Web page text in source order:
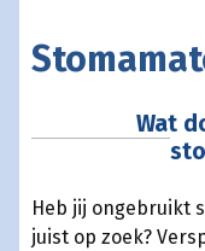
Wat
Heb jij ongebruikt
juist op zoek?